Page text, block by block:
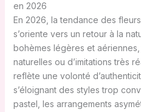
en 2026
En 2026, la tendance des
s’oriente vers un retour à la
bohèmes légères et
naturelles ou d’imitations très
reflète une volonté
s’éloignant des styles trop
pastel, les arrangements